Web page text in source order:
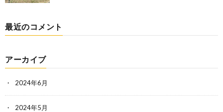
最近のコメント
アーカイブ
2024年6月
2024年5月